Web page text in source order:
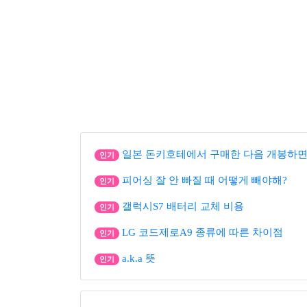
인기 일본 돈키호테에서 구매한 다음 개봉하
인기 피어싱 잘 안 빠질 때 어떻게 빼야해?
인기 갤럭시S7 배터리 교체 비용
인기 LG 코드제로A9 종류에 따른 차이점
인기 a.k.a 뜻